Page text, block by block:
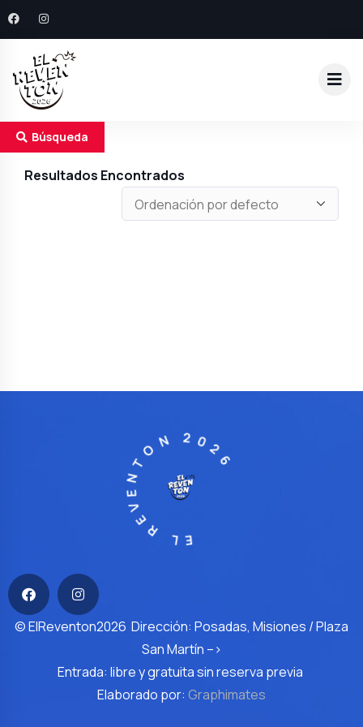
Búsqueda
Resultados Encontrados
EL REVENTON 2026
© ElReventon2026 Dirección: Posadas, Misiones / Plaza
San Martín –>
Entrada: libre y gratuita sin reserva previa
Elaborado por: Graphimates